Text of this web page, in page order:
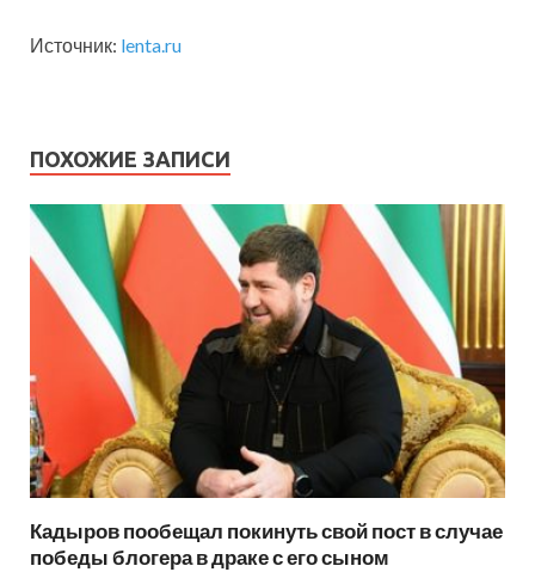
Источник: lenta.ru
ПОХОЖИЕ ЗАПИСИ
Кадыров пообещал покинуть свой пост в случае
победы блогера в драке с его сыном